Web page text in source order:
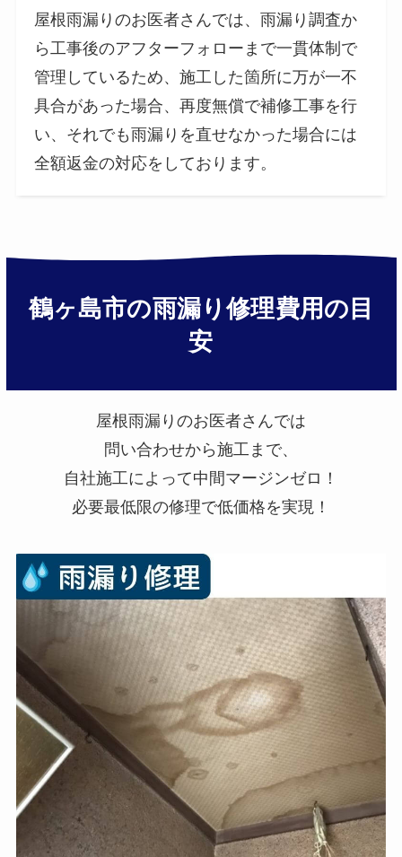
屋根雨漏りのお医者さんでは、雨漏り調査か
ら工事後のアフターフォローまで一貫体制で
管理しているため、施工した箇所に万が一不
具合があった場合、再度無償で補修工事を行
い、それでも雨漏りを直せなかった場合には
全額返金の対応をしております。
鶴ヶ島市の雨漏り修理費用の目
安
屋根雨漏りのお医者さんでは
問い合わせから施工まで、
自社施工によって中間マージンゼロ！
必要最低限の修理で低価格を実現！